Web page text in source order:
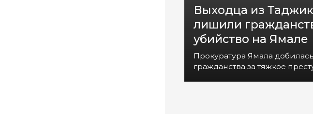
Выходца из
лишили
убийство на Ямале
Прокуратура Ямала
гражданства за тяжкое